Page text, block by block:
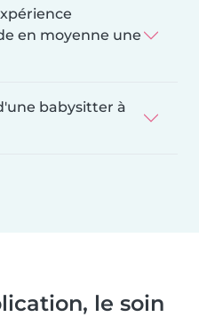
en moyenne une
babysitter à
le soin